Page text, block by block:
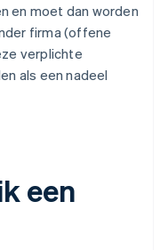
en moet dan worden
firma (offene
verplichte
als een nadeel
een